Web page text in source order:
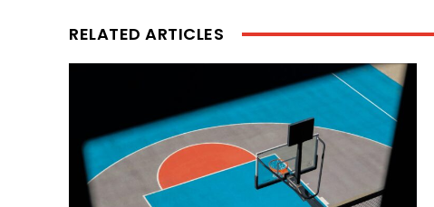
RELATED ARTICLES